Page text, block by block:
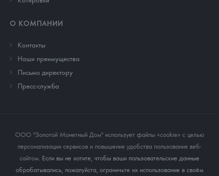
О КОМПАНИИ
Контакты
Наши преимущества
Письмо директору
Пресс-служба
ООО "Золотой Монетный Дом" использует файлы «cookie» с целью
персонализации сервисов и повышения удобства пользования веб-
сайтом . Если вы не хотите, чтобы ваши пользовательские данные
обрабатывались, пожалуйста, ограничьте их использование в своём